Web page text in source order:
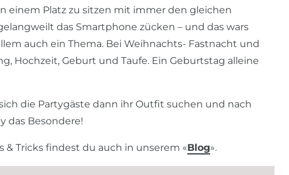
einem Platz zu sitzen mit immer den gleichen
das Smartphone zücken – und das wars
auch ein Thema. Bei Weihnachts- Fastnacht und
Hochzeit, Geburt und Taufe. Ein Geburtstag alleine
die Partygäste dann ihr Outfit suchen und nach
das Besondere!
Tricks findest du auch in unserem «Blog».